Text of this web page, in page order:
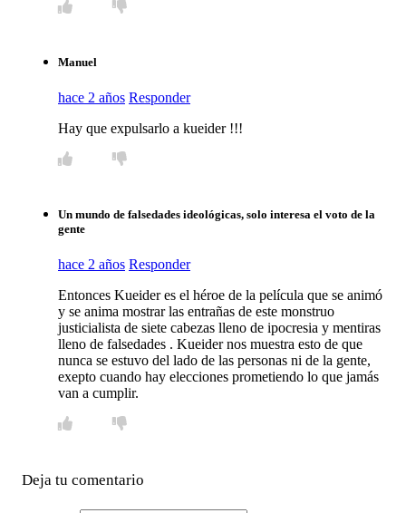
Manuel
hace 2 años Responder
Hay que expulsarlo a kueider !!!
Un mundo de falsedades ideológicas, solo interesa el voto de la
gente
hace 2 años Responder
Entonces Kueider es el héroe de la película que se animó
y se anima mostrar las entrañas de este monstruo
justicialista de siete cabezas lleno de ipocresia y mentiras
lleno de falsedades . Kueider nos muestra esto de que
nunca se estuvo del lado de las personas ni de la gente,
exepto cuando hay elecciones prometiendo lo que jamás
van a cumplir.
Deja tu comentario